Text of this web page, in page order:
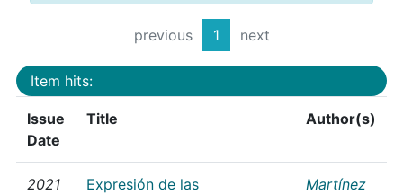
previous 1 next
Item hits:
Issue
Date
Title Author(s)
2021
Expresión de las
Martínez